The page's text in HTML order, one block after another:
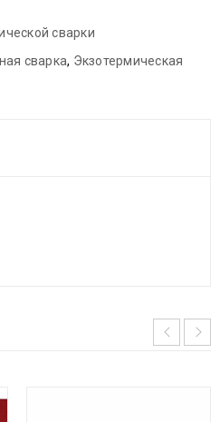
сварки
сварка, Экзотермическая